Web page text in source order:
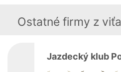
Ostatné firmy z
Jazdecký klub